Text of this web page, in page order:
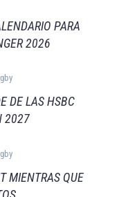
PARA
2026
DE LAS HSBC
2027
MIENTRAS QUE